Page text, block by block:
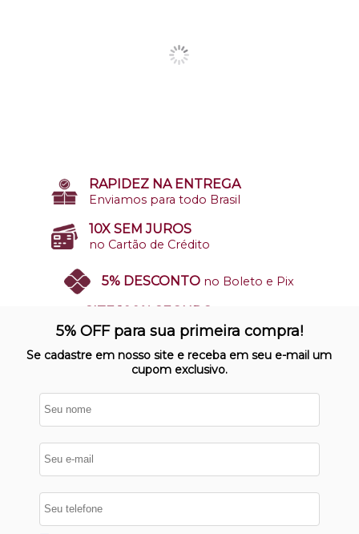
RAPIDEZ NA ENTREGA
Enviamos para todo Brasil
10X SEM JUROS
no Cartão de Crédito
5% DESCONTO no Boleto e Pix
SITE 100% SEGURO
Nosso site opera em ambiente
protegido
5% OFF para sua primeira compra!
Se cadastre em nosso site e receba em seu e-mail um
cupom exclusivo.